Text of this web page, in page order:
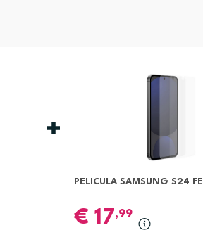
PELICULA SAMSUNG S24 FE
€ 17,99